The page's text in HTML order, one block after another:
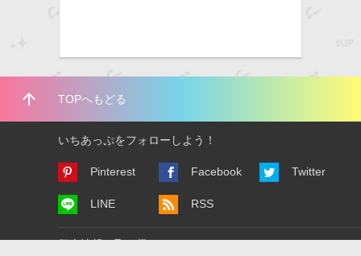
arrow_upward TOPへもどる
いちあっぷをフォローしよう！
Pinterest Facebook Twitter
LINE RSS
個人情報の取り扱いについて